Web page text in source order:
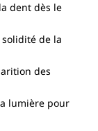
dent dès le
de la
des
lumière pour